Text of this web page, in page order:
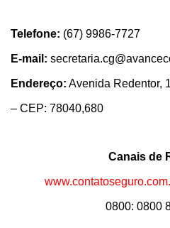
Telefone: (67) 9986-7727
E-mail:
Endereço: Avenida Redentor,
– CEP: 78040,680
Canais de
0800: 0800